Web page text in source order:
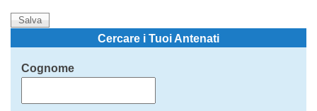
Cercare i Tuoi Antenati
Cognome